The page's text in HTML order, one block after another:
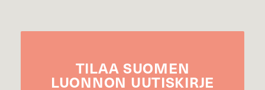
TILAA SUOMEN
LUONNON UUTIS­KIRJE